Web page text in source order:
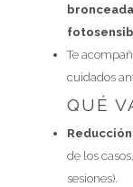
bronceada
Te
cuidados
QUÉ
de los
sesiones).